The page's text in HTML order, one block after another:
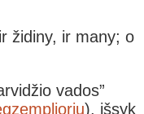
židiny, ir many; o
vados”
), išsyk